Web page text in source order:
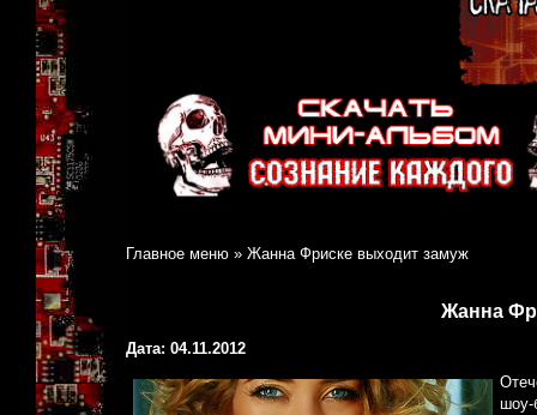
Главное меню » Жанна Фриске выходит замуж
Жанна
Дата: 04.11.2012
шоу-